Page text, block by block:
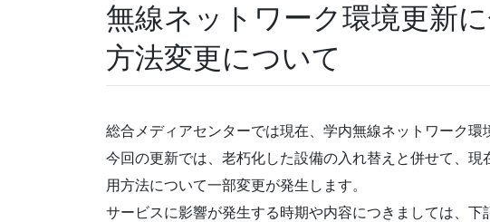
無線ネットワーク環境更新
方法変更について
総合メディアセンターでは現在、学内無線ネットワーク環
今回の更新では、老朽化した設備の入れ替えと併せて、
用方法について一部変更が発生します。
サービスに影響が発生する時期や内容につきましては、下